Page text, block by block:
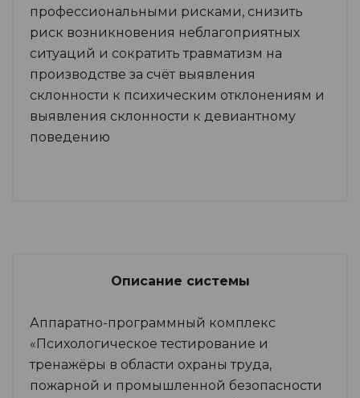
профессиональными рисками, снизить
риск возникновения неблагоприятных
ситуаций и сократить травматизм на
производстве за счёт выявления
склонности к психическим отклонениям и
выявления склонности к девиантному
поведению
Описание системы
Аппаратно-программный комплекс
«Психологическое тестирование и
тренажёры в области охраны труда,
пожарной и промышленной безопасности